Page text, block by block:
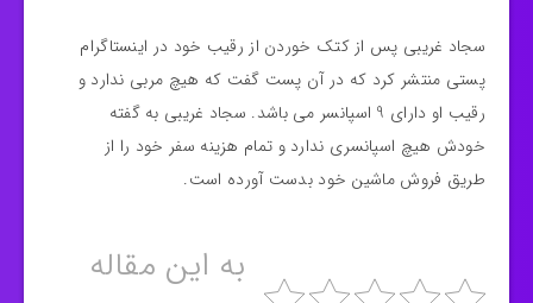
سجاد غریبی پس از کتک خوردن از رقیب خود در اینستاگرام
پستی منتشر کرد که در آن پست گفت که هیچ مربی ندارد و
رقیب او دارای 9 اسپانسر می باشد. سجاد غریبی به گفته
خودش هیچ اسپانسری ندارد و تمام هزینه سفر خود را از
طریق فروش ماشین خود بدست آورده است.
به این مقاله